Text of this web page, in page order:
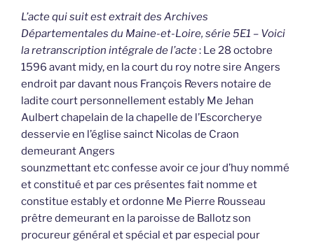
L’acte qui suit est extrait des Archives
Départementales du Maine-et-Loire, série 5E1 – Voici
la retranscription intégrale de l’acte: Le 28 octobre
1596 avant midy, en la court du roy notre sire Angers
endroit par davant nous François Revers notaire de
ladite court personnellement estably Me Jehan
Aulbert chapelain de la chapelle de l’Escorcherye
desservie en l’église sainct Nicolas de Craon
demeurant Angers
sounzmettant etc confesse avoir ce jour d’huy nommé
et constitué et par ces présentes fait nomme et
constitue estably et ordonne Me Pierre Rousseau
prêtre demeurant en la paroisse de Ballotz son
procureur général et spécial et par especial pour